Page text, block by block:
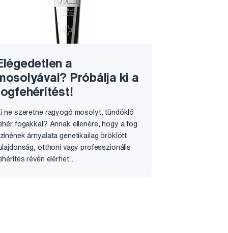
a
Próbálja ki a
ne szeretne ragyogó mosolyt, tündöklő
fogakkal? Annak ellenére, hogy a fog
árnyalata genetikailag öröklött
otthoni vagy professzionális
révén elérhet...